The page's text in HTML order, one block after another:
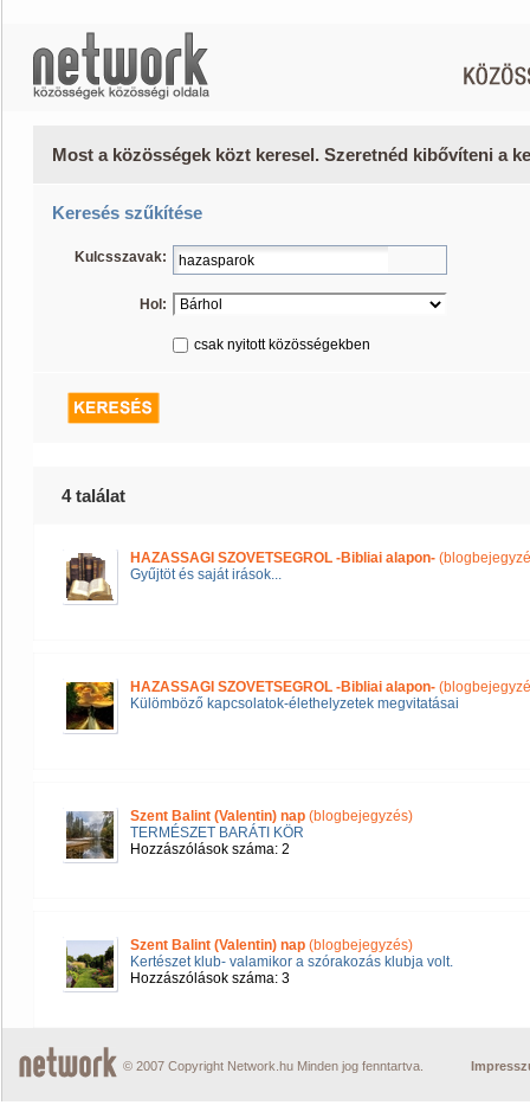
Most a közösségek közt keresel. Szeretnéd kibővíteni a
Keresés szűkítése
Kulcsszavak:
Hol:
csak nyitott közösségekben
4 találat
HAZASSAGI SZOVETSEGROL -Bibliai alapon-
Gyűjtöt és saját irások...
HAZASSAGI SZOVETSEGROL -Bibliai alapon-
Külömböző kapcsolatok-élethelyzetek megvitatásai
Szent Balint (Valentin) nap (blogbejegyzés)
TERMÉSZET BARÁTI KÖR
Hozzászólások száma: 2
Szent Balint (Valentin) nap (blogbejegyzés)
Kertészet klub- valamikor a szórakozás klubja volt.
Hozzászólások száma: 3
© 2007 Copyright Network.hu Minden jog fenntartva.